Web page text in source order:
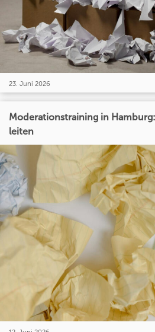
23. Juni 2026
Moderationstraining in
leiten